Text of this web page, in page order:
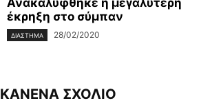
έκρηξη στο σύμπαν
ΔΙΆΣΤΗΜΑ 28/02/2020
ΚΑΝΕΝΑ ΣΧΟΛΙΟ